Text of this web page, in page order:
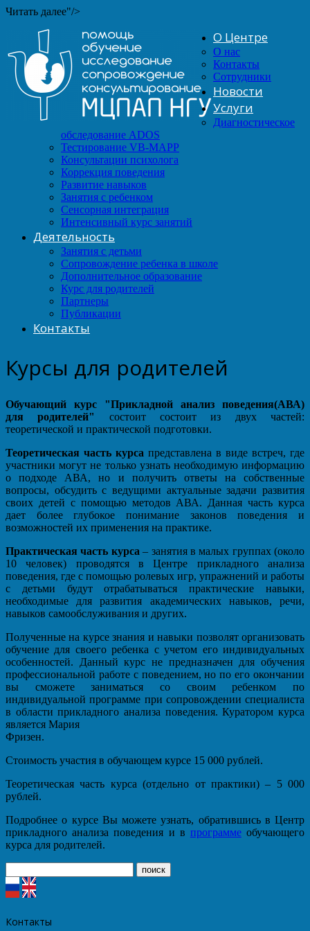
Читать далее"/>
О Центре
О нас
Контакты
Сотрудники
Новости
Услуги
Диагностическое
обследование ADOS
Тестирование VB-MAPP
Консультации психолога
Коррекция поведения
Развитие навыков
Занятия с ребенком
Сенсорная интеграция
Интенсивный курс занятий
Деятельность
Занятия с детьми
Сопровождение ребенка в школе
Дополнительное образование
Курс для родителей
Партнеры
Публикации
Контакты
Курсы для родителей
Обучающий курс "Прикладной анализ поведения(АВА)
для родителей" состоит состоит из двух частей:
теоретической и практической подготовки.
Теоретическая часть курса представлена в виде встреч, где
участники могут не только узнать необходимую информацию
о подходе АВА, но и получить ответы на собственные
вопросы, обсудить с ведущими актуальные задачи развития
своих детей с помощью методов АВА. Данная часть курса
дает более глубокое понимание законов поведения и
возможностей их применения на практике.
Практическая часть курса – занятия в малых группах (около
10 человек) проводятся в Центре прикладного анализа
поведения, где с помощью ролевых игр, упражнений и работы
с детьми будут отрабатываться практические навыки,
необходимые для развития академических навыков, речи,
навыков самообслуживания и других.
Полученные на курсе знания и навыки позволят организовать
обучение для своего ребенка с учетом его индивидуальных
особенностей. Данный курс не предназначен для обучения
профессиональной работе с поведением, но по его окончании
вы сможете заниматься со своим ребенком по
индивидуальной программе при сопровождении специалиста
в области прикладного анализа поведения. Куратором курса
является Мария
Фризен.
Стоимость участия в обучающем курсе 15 000 рублей.
Теоретическая часть курса (отдельно от практики) – 5 000
рублей.
Подробнее о курсе Вы можете узнать, обратившись в Центр
прикладного анализа поведения и в программеобучающего
курса для родителей.
Контакты